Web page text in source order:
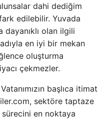
dahi dediğim
edilebilir. Yuvada
dayanıklı olan ilgili
en iyi bir mekan
oluşturma
çekmezler.
başlıca itimat
sektöre taptaze
sürecini en noktaya